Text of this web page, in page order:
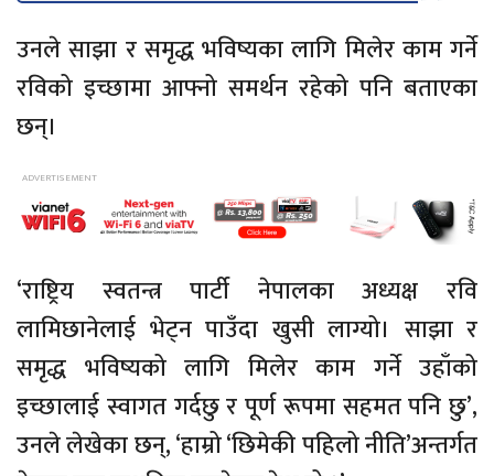
उनले साझा र समृद्ध भविष्यका लागि मिलेर काम गर्ने
रविको इच्छामा आफ्नो समर्थन रहेको पनि बताएका
छन्।
‘राष्ट्रिय स्वतन्त्र पार्टी नेपालका अध्यक्ष रवि
लामिछानेलाई भेट्न पाउँदा खुसी लाग्यो। साझा र
समृद्ध भविष्यको लागि मिलेर काम गर्ने उहाँको
इच्छालाई स्वागत गर्दछु र पूर्ण रूपमा सहमत पनि छु’,
उनले लेखेका छन्, ‘हाम्रो ‘छिमेकी पहिलो नीति’अन्तर्गत